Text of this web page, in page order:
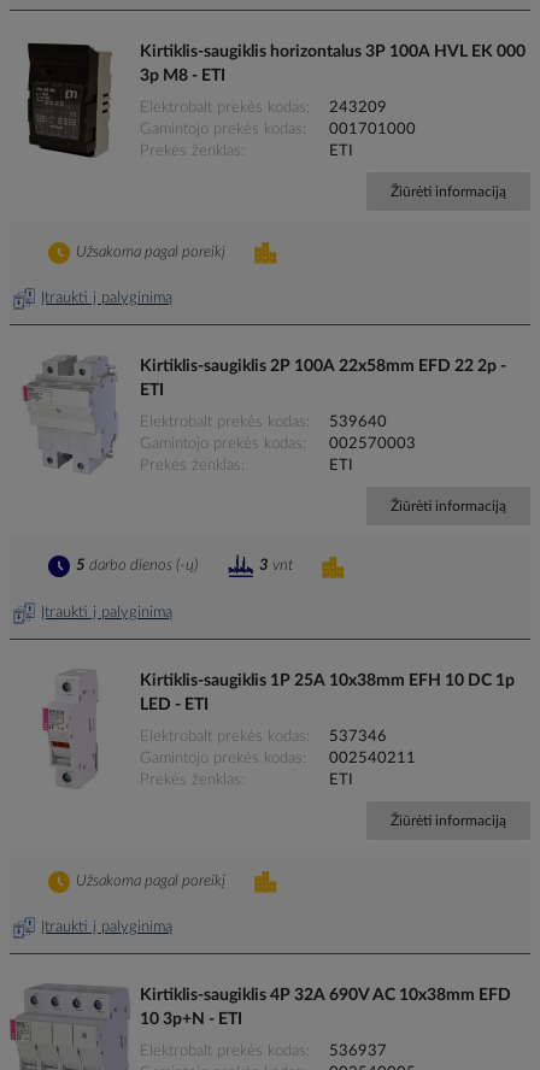
Kirtiklis-saugiklis horizontalus 3P 100A HVL EK 000
3p M8 - ETI
Elektrobalt prekės kodas
243209
Gamintojo prekės kodas
001701000
Prekės ženklas
ETI
Žiūrėti informaciją
Įtraukti į palyginimą
Užsakoma pagal poreikį
Kirtiklis-saugiklis 2P 100A 22x58mm EFD 22 2p -
ETI
Elektrobalt prekės kodas
539640
Gamintojo prekės kodas
002570003
Prekės ženklas
ETI
Žiūrėti informaciją
Įtraukti į palyginimą
5 darbo dienos (-ų) 3 vnt
Kirtiklis-saugiklis 1P 25A 10x38mm EFH 10 DC 1p
LED - ETI
Elektrobalt prekės kodas
537346
Gamintojo prekės kodas
002540211
Prekės ženklas
ETI
Žiūrėti informaciją
Įtraukti į palyginimą
Užsakoma pagal poreikį
Kirtiklis-saugiklis 4P 32A 690V AC 10x38mm EFD
10 3p+N - ETI
Elektrobalt prekės kodas
536937